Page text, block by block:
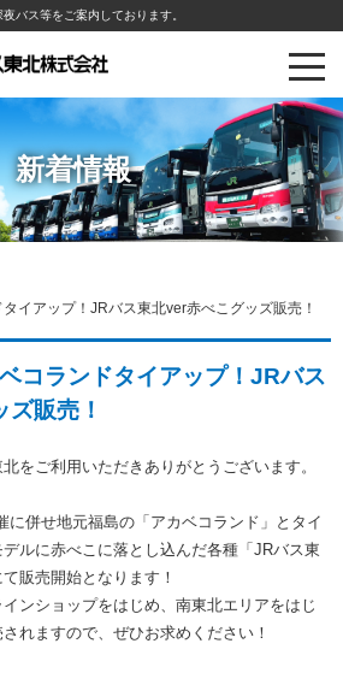
バス等をご案内しております。
新着情報
タイアップ！JRバス東北ver赤べこグッズ販売！
コランドタイアップ！JRバス
販売！
をご利用いただきありがとうございます。
に併せ地元福島の「アカベコランド」とタイ
ルに赤べこに落とし込んだ各種「JRバス東
販売開始となります！
インショップをはじめ、南東北エリアをはじ
れますので、ぜひお求めください！